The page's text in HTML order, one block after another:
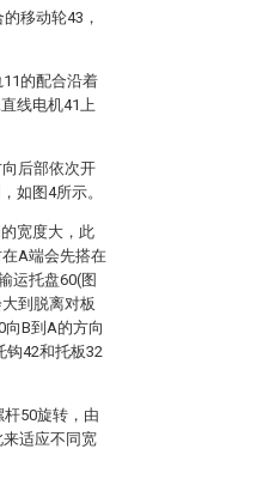
移动轮43，
的配合沿着
线电机41上
后部依次开
如图4所示。
宽度大，此
A端会先搭在
运托盘60(图
到脱离对板
B到A的方向
钩42和托板32
50旋转，由
适应不同宽